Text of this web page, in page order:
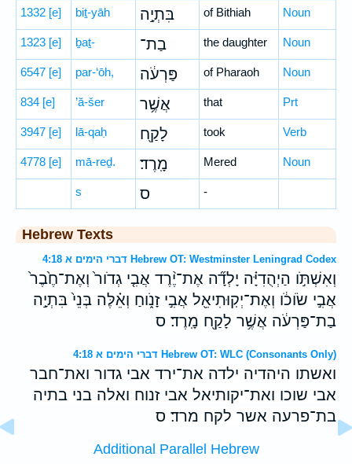
1332 [e] biṯ-yāh בִּתְיָ֣ה of Bithiah Noun
1323 [e] ḇaṯ- בַת־ the daughter Noun
6547 [e] par-‘ōh, פַּרְעֹ֔ה of Pharaoh Noun
834 [e] ’ă-šer אֲשֶׁ֥ר that Prt
3947 [e] lā-qaḥ לָקַ֖ח took Verb
4778 [e] mā-reḏ. מָֽרֶד׃ Mered Noun
s ס -
Hebrew Texts
דברי הימים א 4:18 Hebrew OT: Westminster Leningrad Codex
וְאִשְׁתֹּ֣ו הַיְהֻדִיָּ֗ה יָלְדָ֞ה אֶת־יֶ֨רֶד אֲבִ֤י גְדֹור֙ וְאֶת־חֶ֙בֶר֙
אֲבִ֣י שֹׂוכֹ֔ו וְאֶת־יְקֽוּתִיאֵ֖ל אֲבִ֣י זָנֹ֑וחַ וְאֵ֗לֶּה בְּנֵי֙ בִּתְיָ֣ה
בַת־פַּרְעֹ֔ה אֲשֶׁ֥ר לָקַ֖ח מָֽרֶד׃ ס
דברי הימים א 4:18 Hebrew OT: WLC (Consonants Only)
ואשתו היהדיה ילדה את־ירד אבי גדור ואת־חבר
אבי שוכו ואת־יקותיאל אבי זנוח ואלה בני בתיה
בת־פרעה אשר לקח מרד׃ ס
Additional Parallel Hebrew